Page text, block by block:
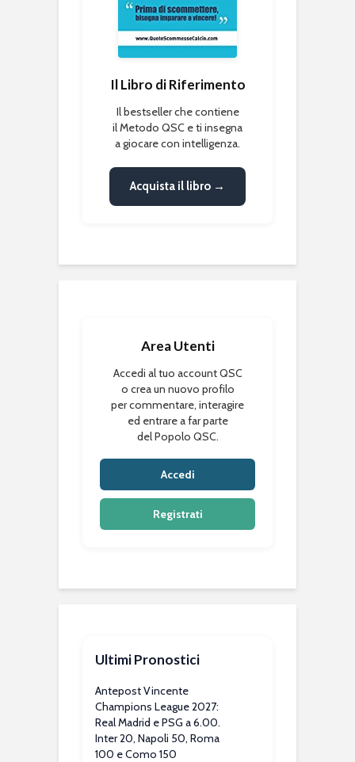
Il Libro di Riferimento
Il bestseller che contiene
il Metodo QSC e ti insegna
a giocare con intelligenza.
Acquista il libro →
Area Utenti
Accedi al tuo account QSC
o crea un nuovo profilo
per commentare, interagire
ed entrare a far parte
del Popolo QSC.
Accedi
Registrati
Ultimi Pronostici
Antepost Vincente
Champions League 2027:
Real Madrid e PSG a 6.00.
Inter 20, Napoli 50, Roma
100 e Como 150